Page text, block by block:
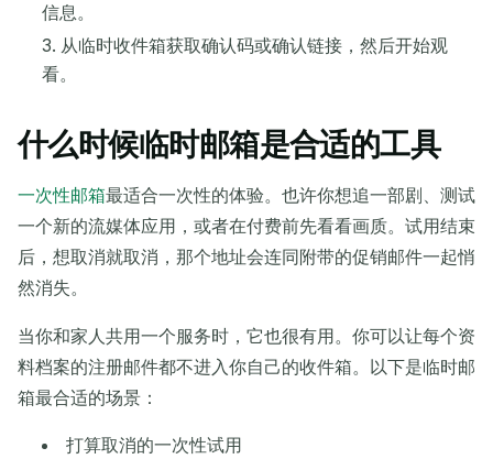
刷新
信息。
从临时收件箱获取确认码或确认链接，然后开始观
看。
什么时候临时邮箱是合适的工具
一次性邮箱最适合一次性的体验。也许你想追一部剧、测试
一个新的流媒体应用，或者在付费前先看看画质。试用结束
后，想取消就取消，那个地址会连同附带的促销邮件一起悄
然消失。
当你和家人共用一个服务时，它也很有用。你可以让每个资
料档案的注册邮件都不进入你自己的收件箱。以下是临时邮
箱最合适的场景：
打算取消的一次性试用